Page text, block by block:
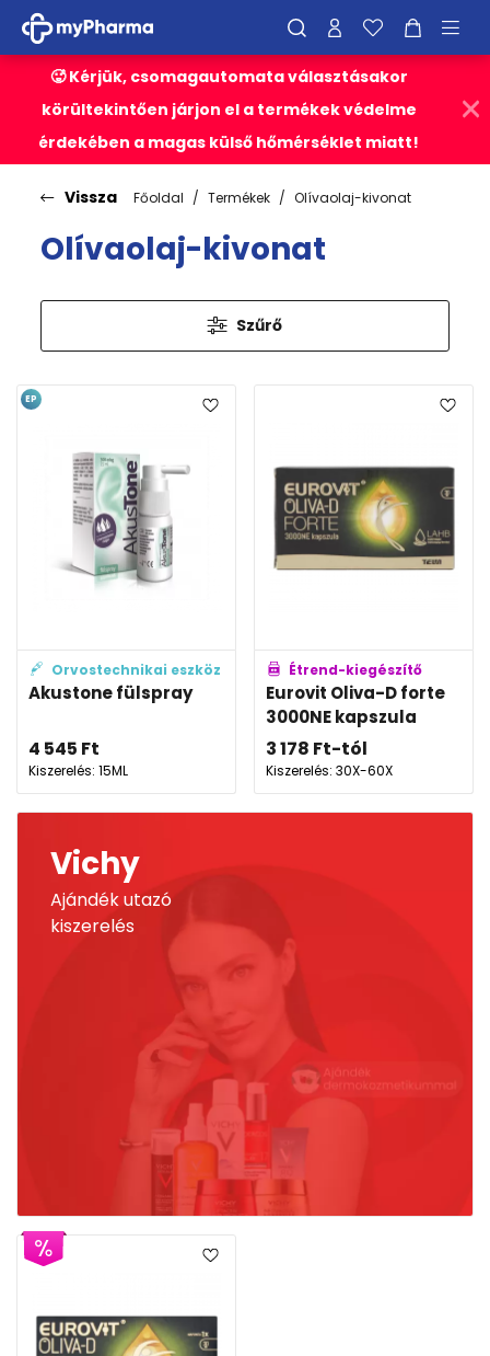
🥵 Kérjük, csomagautomata választásakor
körültekintően járjon el a termékek védelme
érdekében a magas külső hőmérséklet miatt!
Vissza Főoldal Termékek Olívaolaj-kivonat
Olívaolaj-kivonat
Szűrő
Orvostechnikai eszköz
Akustone fülspray
4 545 Ft
Kiszerelés: 15ML
EP
Étrend-kiegészítő
Eurovit Oliva-D forte
3000NE kapszula
3 178 Ft-tól
Kiszerelés: 30X-60X
Vichy
Ajándék utazó
kiszerelés